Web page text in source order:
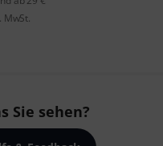
MwSt.
Sie sehen?